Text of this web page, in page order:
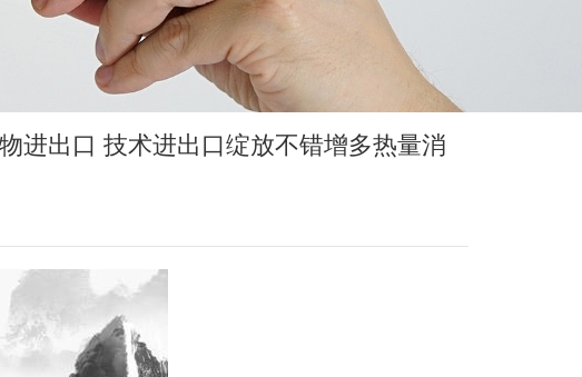
进出口 技术进出口绽放不错增多热量消